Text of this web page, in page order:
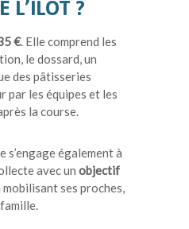
L’ILOT ?
€. Elle comprend les
le dossard, un
des pâtisseries
par les équipes et les
la course.
s’engage également à
avec un objectif
mobilisant ses proches,